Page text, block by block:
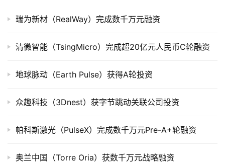
重
上
投
据
瑞为新材（RealWay）完成数千万元融资
清微智能（TsingMicro）完成超20亿元人民币C轮融资
地球脉动（Earth Pulse）获得A轮投资
众趣科技（3Dnest）获字节跳动关联公司投资
帕科斯激光（PulseX）完成数千万元Pre-A+轮融资
奥兰中国（Torre Oria）获数千万元战略融资